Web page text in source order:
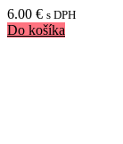
6.00 € s DPH
Do košíka